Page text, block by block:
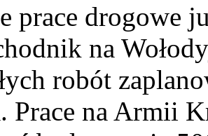
prace drogowe
na
robót
Prace na Armii